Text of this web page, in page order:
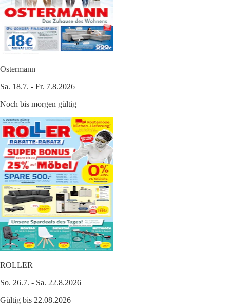
Ostermann
Sa. 18.7. - Fr. 7.8.2026
Noch bis morgen gültig
ROLLER
So. 26.7. - Sa. 22.8.2026
Gültig bis 22.08.2026